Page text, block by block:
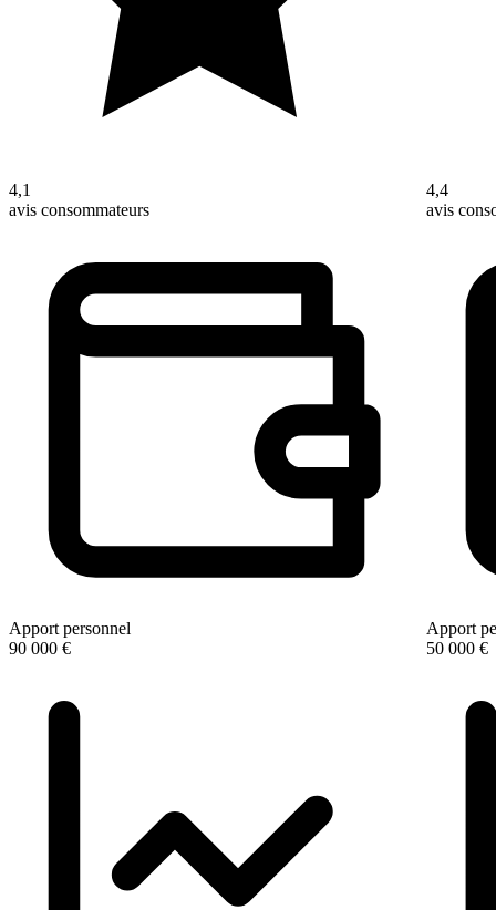
4,1
avis consommateurs
Apport personnel
90 000 €
4,4
avis
Apport
50 000 €